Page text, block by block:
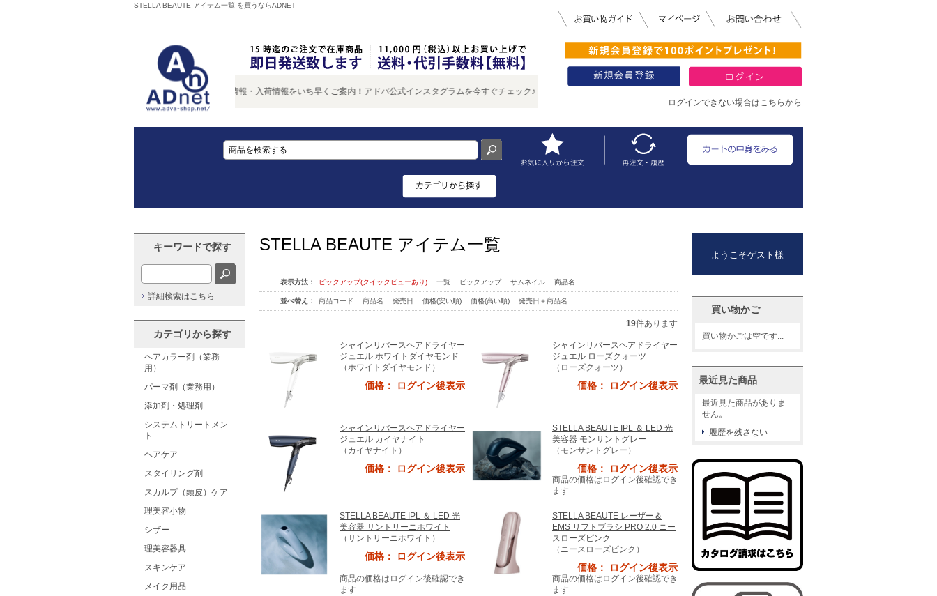
STELLA BEAUTE アイテム一覧 を買うならADNET
新商品情報・入荷情報をいち早くご案内！アドバ公式インスタグラムを今すぐチェック♪
ログインできない場合はこちらから
STELLA BEAUTE アイテム一覧
表示方法： ピックアップ(クイックビューあり) 一覧 ピックアップ サムネイル 商品名
並べ替え： 商品コード 商品名 発売日 価格(安い順) 価格(高い順) 発売日＋商品名
19件あります
シャインリバースヘアドライヤー
ジュエル ホワイトダイヤモンド
（ホワイトダイヤモンド）
価格： ログイン後表示
シャインリバースヘアドライヤー
ジュエル ローズクォーツ
（ローズクォーツ）
価格： ログイン後表示
シャインリバースヘアドライヤー
ジュエル カイヤナイト
（カイヤナイト）
価格： ログイン後表示
STELLA BEAUTE IPL ＆ LED 光
美容器 モンサントグレー
（モンサントグレー）
価格： ログイン後表示
商品の価格はログイン後確認でき
ます
STELLA BEAUTE IPL ＆ LED 光
美容器 サントリーニホワイト
（サントリーニホワイト）
価格： ログイン後表示
商品の価格はログイン後確認でき
ます
STELLA BEAUTE レーザー＆
EMS リフトブラシ PRO 2.0 ニー
スローズピンク
（ニースローズピンク）
価格： ログイン後表示
商品の価格はログイン後確認でき
ます
キーワードで探す
詳細検索はこちら
カテゴリから探す
ヘアカラー剤（業務
用）
パーマ剤（業務用）
添加剤・処理剤
システムトリートメン
ト
ヘアケア
スタイリング剤
スカルプ（頭皮）ケア
理美容小物
シザー
理美容器具
スキンケア
メイク用品
ようこそゲスト様
買い物かご
買い物かごは空です...
最近見た商品
最近見た商品がありま
せん。
履歴を残さない